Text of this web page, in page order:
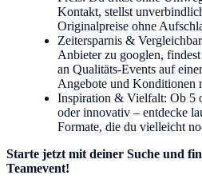
Kontakt, stellst
Originalpreise ohne
Zeitersparnis &
Anbieter zu googlen,
an Qualitäts-Events auf
Angebote und Konditionen
Inspiration & Vielfalt: Ob 5
oder innovativ – entdecke
Formate, die du vielleicht
Starte jetzt mit deiner Suche und
Teamevent!